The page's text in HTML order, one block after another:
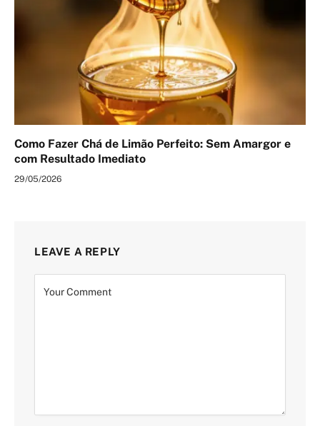
Como Fazer Chá de Limão Perfeito: Sem Amargor e
com Resultado Imediato
29/05/2026
LEAVE A REPLY